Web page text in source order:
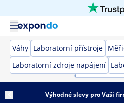
Váhy Laboratorní přístroje
Laboratorní zdroje napájení
Výhodné slevy pro Vaši